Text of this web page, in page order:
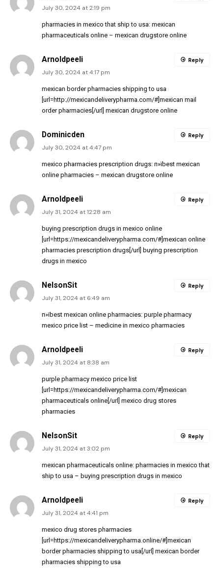
July 30, 2024 at 2:19 pm
pharmacies in mexico that ship to usa: mexican
pharmaceuticals online – mexican drugstore online
Arnoldpeeli
July 30, 2024 at 4:17 pm
mexican border pharmacies shipping to usa
[url=http://mexicandeliverypharma.com/#]mexican mail
order pharmacies[/url] mexican drugstore online
Reply
Dominicden
July 30, 2024 at 4:47 pm
mexico pharmacies prescription drugs: п»їbest mexican
online pharmacies – mexican drugstore online
Reply
Arnoldpeeli
July 31, 2024 at 12:28 am
buying prescription drugs in mexico online
[url=https://mexicandeliverypharma.com/#]mexican online
pharmacies prescription drugs[/url] buying prescription
drugs in mexico
Reply
NelsonSit
July 31, 2024 at 6:49 am
п»їbest mexican online pharmacies: purple pharmacy
mexico price list – medicine in mexico pharmacies
Reply
Arnoldpeeli
July 31, 2024 at 8:38 am
purple pharmacy mexico price list
[url=https://mexicandeliverypharma.com/#]mexican
pharmaceuticals online[/url] mexico drug stores
pharmacies
Reply
NelsonSit
July 31, 2024 at 3:02 pm
mexican pharmaceuticals online: pharmacies in mexico that
ship to usa – buying prescription drugs in mexico
Reply
Arnoldpeeli
July 31, 2024 at 4:41 pm
mexico drug stores pharmacies
[url=https://mexicandeliverypharma.online/#]mexican
border pharmacies shipping to usa[/url] mexican border
pharmacies shipping to usa
Reply